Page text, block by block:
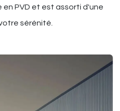
PVD et est assorti d'une
sérénité.